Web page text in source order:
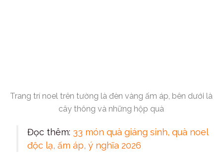
Trang trí noel trên tường là đèn vàng ấm áp, bên dưới là
cây thông và những hộp quà
Đọc thêm: 33 món quà giáng sinh, quà noel
độc lạ, ấm áp, ý nghĩa 2026